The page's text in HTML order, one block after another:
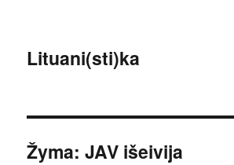
Lituani(sti)ka
Žyma:JAV išeivija